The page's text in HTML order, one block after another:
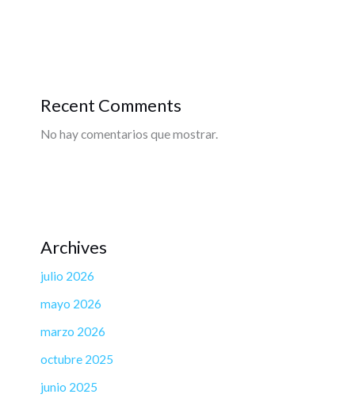
Recent Comments
No hay comentarios que mostrar.
Archives
julio 2026
mayo 2026
marzo 2026
octubre 2025
junio 2025